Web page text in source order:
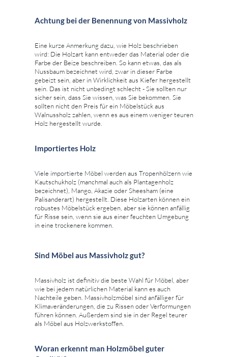
Achtung bei der Benennung von Massivholz
Eine kurze Anmerkung dazu, wie Holz beschrieben
wird: Die Holzart kann entweder das Material oder die
Farbe der Beize beschreiben. So kann etwas, das als
Nussbaum bezeichnet wird, zwar in dieser Farbe
gebeizt sein, aber in Wirklichkeit aus Kiefer hergestellt
sein. Das ist nicht unbedingt schlecht - Sie sollten nur
sicher sein, dass Sie wissen, was Sie bekommen. Sie
sollten nicht den Preis für ein Möbelstück aus
Walnussholz zahlen, wenn es aus einem weniger teuren
Holz hergestellt wurde.
Importiertes Holz
Viele importierte Möbel werden aus Tropenhölzern wie
Kautschukholz (manchmal auch als Plantagenholz
bezeichnet), Mango, Akazie oder Sheesham (eine
Palisanderart) hergestellt. Diese Holzarten können ein
robustes Möbelstück ergeben, aber sie können anfällig
für Risse sein, wenn sie aus einer feuchten Umgebung
in eine trockenere kommen.
Sind Möbel aus Massivholz gut?
Massivholz ist definitiv die beste Wahl für Möbel, aber
wie bei jedem natürlichen Material kann es auch
Nachteile geben. Massivholzmöbel sind anfälliger für
Klimaveränderungen, die zu Rissen oder Verformungen
führen können. Außerdem sind sie in der Regel teurer
als Möbel aus Holzwerkstoffen.
Woran erkennt man Holzmöbel guter